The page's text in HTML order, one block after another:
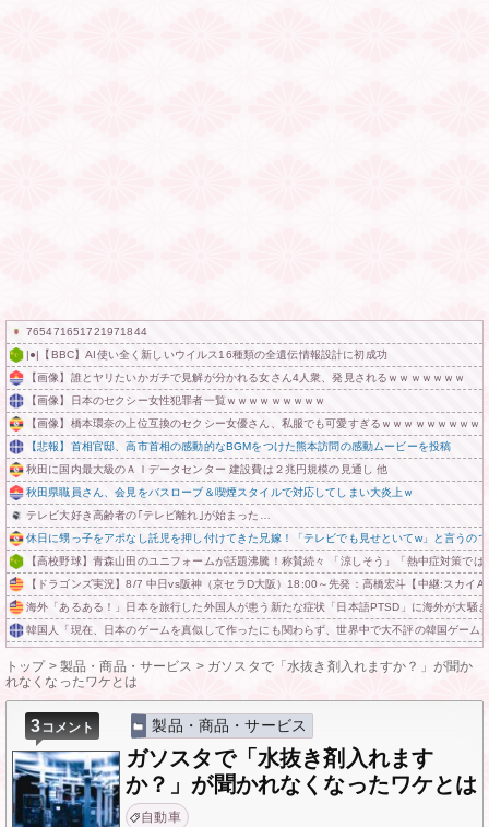
765471651721971844
|●|【BBC】AI使い全く新しいウイルス16種類の全遺伝情報設計に初成功
【画像】誰とヤリたいかガチで見解が分かれる女さん4人衆、発見されるｗｗｗｗｗｗｗ
【画像】日本のセクシー女性犯罪者一覧ｗｗｗｗｗｗｗｗｗ
【画像】橋本環奈の上位互換のセクシー女優さん、私服でも可愛すぎるｗｗｗｗｗｗｗｗｗ
【悲報】首相官邸、高市首相の感動的なBGMをつけた熊本訪問の感動ムービーを投稿
秋田に国内最大級のＡＩデータセンター 建設費は２兆円規模の見通し 他
秋田県職員さん、会見をバスローブ＆喫煙スタイルで対応してしまい大炎上ｗ
テレビ大好き高齢者の｢テレビ離れ｣が始まった…
休日に甥っ子をアポなし託児を押し付けてきた兄嫁！「テレビでも見せといてw」と言う
【高校野球】青森山田のユニフォームが話題沸騰！称賛続々 「涼しそう」「熱中症対策で
【ドラゴンズ実況】8/7 中日vs阪神（京セラD大阪）18:00～先発：高橋宏斗【中継:スカイ
海外「あるある！」日本を旅行した外国人が患う新たな症状「日本語PTSD」に海外が大騒ぎ
韓国人「現在、日本のゲームを真似して作ったにも関わらず、世界中で大不評の韓国ゲーム
トップ> 製品・商品・サービス > ガソスタで「水抜き剤入れますか？」が聞か
れなくなったワケとは
3コメント 製品・商品・サービス
ガソスタで「水抜き剤入れます
か？」が聞かれなくなったワケとは
自動車